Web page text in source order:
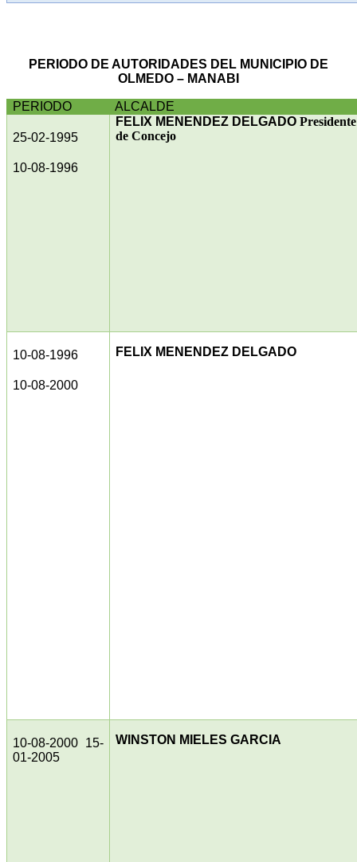
PERIODO DE AUTORIDADES DEL MUNICIPIO DE
OLMEDO – MANABI
PERIODO ALCALDE
25-02-1995
10-08-1996
FELIX MENENDEZ DELGADO Presidente
de Concejo
10-08-1996
10-08-2000
FELIX MENENDEZ DELGADO
10-08-2000 15-
01-2005
WINSTON MIELES GARCIA